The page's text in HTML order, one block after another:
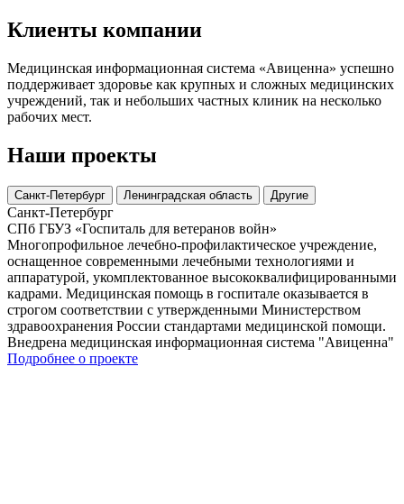
Клиенты компании
Медицинская информационная система «Авиценна» успешно
поддерживает здоровье как крупных и сложных медицинских
учреждений, так и небольших частных клиник на несколько
рабочих мест.
Наши проекты
Санкт-Петербург Ленинградская область Другие
Санкт-Петербург
СПб ГБУЗ «Госпиталь для ветеранов войн»
Многопрофильное лечебно-профилактическое учреждение,
оснащенное современными лечебными технологиями и
аппаратурой, укомплектованное высококвалифицированными
кадрами. Медицинская помощь в госпитале оказывается в
строгом соответствии с утвержденными Министерством
здравоохранения России стандартами медицинской помощи.
Внедрена медицинская информационная система "Авиценна"
Подробнее о проекте